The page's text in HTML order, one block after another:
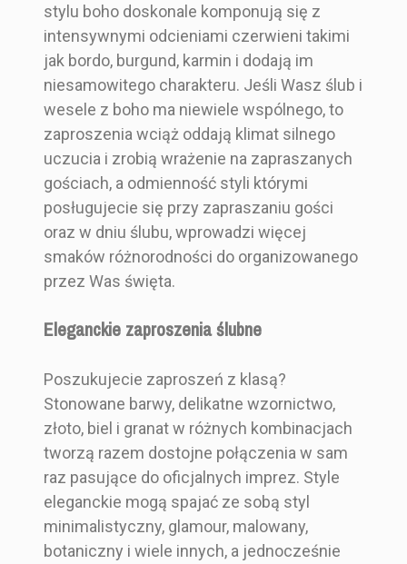
stylu boho doskonale komponują się z
intensywnymi odcieniami czerwieni takimi
jak bordo, burgund, karmin i dodają im
niesamowitego charakteru. Jeśli Wasz ślub i
wesele z boho ma niewiele wspólnego, to
zaproszenia wciąż oddają klimat silnego
uczucia i zrobią wrażenie na zapraszanych
gościach, a odmienność styli którymi
posługujecie się przy zapraszaniu gości
oraz w dniu ślubu, wprowadzi więcej
smaków różnorodności do organizowanego
przez Was święta.
Eleganckie zaproszenia ślubne
Poszukujecie zaproszeń z klasą?
Stonowane barwy, delikatne wzornictwo,
złoto, biel i granat w różnych kombinacjach
tworzą razem dostojne połączenia w sam
raz pasujące do oficjalnych imprez. Style
eleganckie mogą spajać ze sobą styl
minimalistyczny, glamour, malowany,
botaniczny i wiele innych, a jednocześnie